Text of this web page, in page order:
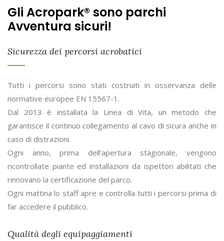
Gli Acropark® sono parchi
Avventura sicuri!
Sicurezza dei percorsi acrobatici
Tutti i percorsi sono stati costruiti in osservanza delle
normative europee EN 15567-1.
Dal 2013 è installata la Linea di Vita, un metodo che
garantisce il continuo collegamento al cavo di sicura anche in
caso di distrazioni.
Ogni anno, prima dell’apertura stagionale, vengono
ricontrollate piante ed installazioni da ispettori abilitati che
rinnovano la certificazione del parco.
Ogni mattina lo staff apre e controlla tutti i percorsi prima di
far accedere il pubblico.
Qualità degli equipaggiamenti